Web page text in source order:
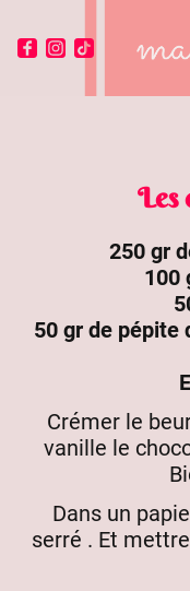
Les
250 gr
100
50 gr de pépite
Crémer le
vanille le
Dans un
serré . Et